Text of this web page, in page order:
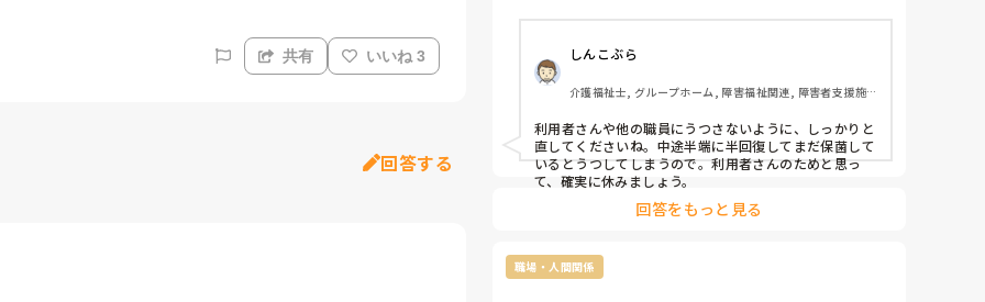
共有 いいね 3
回答する
しんこぶら
介護福祉士, グループホーム, 障害福祉関連, 障害者支援施
利用者さんや他の職員にうつさないように、しっかりと
直してくださいね。中途半端に半回復してまだ保菌して
いるとうつしてしまうので。利用者さんのためと思っ
て、確実に休みましょう。
回答をもっと見る
職場・人間関係